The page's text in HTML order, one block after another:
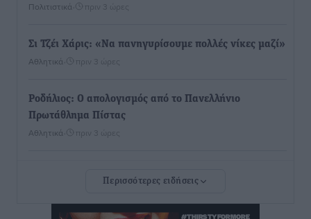
Πολιτιστικά πριν 3 ώρες
Σι Τζέι Χάρις: «Να πανηγυρίσουμε πολλές νίκες μαζί»
Αθλητικά πριν 3 ώρες
Ροδήλιος: Ο απολογισμός από το Πανελλήνιο
Πρωτάθλημα Πίστας
Αθλητικά πριν 3 ώρες
πριν 3 ώρες
Περισσότερες ειδήσεις